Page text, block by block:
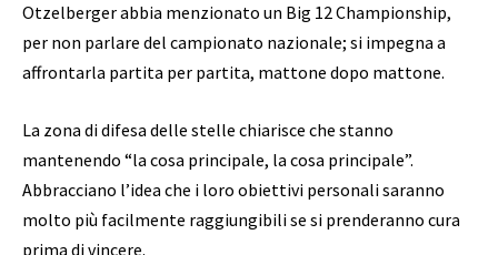
Otzelberger abbia menzionato un Big 12 Championship,
per non parlare del campionato nazionale; si impegna a
affrontarla partita per partita, mattone dopo mattone.
La zona di difesa delle stelle chiarisce che stanno
mantenendo “la cosa principale, la cosa principale”.
Abbracciano l’idea che i loro obiettivi personali saranno
molto più facilmente raggiungibili se si prenderanno cura
prima di vincere.